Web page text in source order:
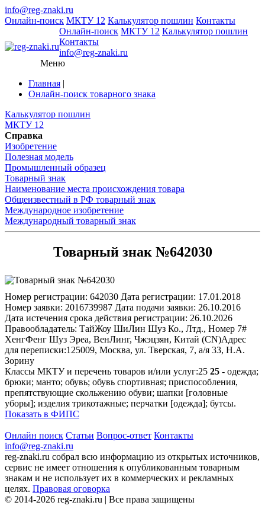
info@reg-znaki.ru
Онлайн-поиск МКТУ 12 Калькулятор пошлин Контакты
Онлайн-поиск МКТУ 12 Калькулятор пошлин
Контакты
info@reg-znaki.ru
Меню
Главная |
Онлайн-поиск товарного знака
Калькулятор пошлин
МКТУ 12
Справка
Изобретение
Полезная модель
Промышленный образец
Товарный знак
Наименование места происхождения товара
Общеизвестный в РФ товарный знак
Международное изобретение
Международный товарный знак
Товарный знак №642030
Номер регистрации: 642030 Дата регистрации: 17.01.2018
Номер заявки: 2016739987 Дата подачи заявки: 26.10.2016
Дата истечения срока действия регистрации: 26.10.2026
Правообладатель: ТайЖоу ШиЛин Шуз Ко., Лтд., Номер 7#
ХенгФенг Шуз Эреа, ВенЛинг, Чжэцзян, Китай (CN)Адрес
для переписки:125009, Москва, ул. Тверская, 7, а/я 33, Н.А.
Зорину
Классы МКТУ и перечень товаров и/или услуг:25 25 - одежда;
брюки; манто; обувь; обувь спортивная; приспособления,
препятствующие скольжению обуви; шапки [головные
уборы]; изделия трикотажные; перчатки [одежда]; бутсы.
Показать в ФИПС
Онлайн поиск Статьи Вопрос-ответ Контакты
info@reg-znaki.ru
reg-znaki.ru собрал всю информацию из открытых источников,
сервис не имеет отношения к опубликованным товарным
знакам и не использует их в коммерческих и рекламных
целях. Правовая оговорка
© 2014-2026 reg-znaki.ru | Все права защищены